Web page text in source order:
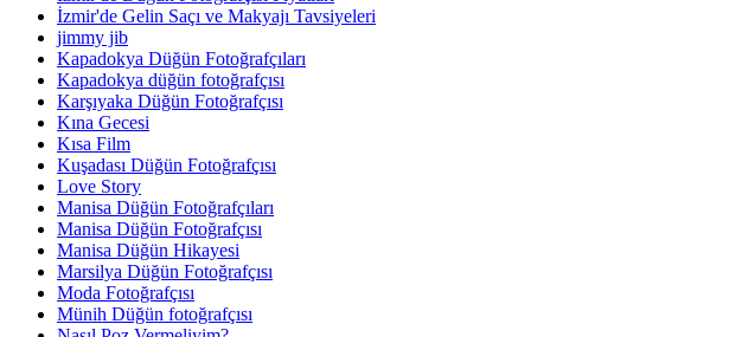
İzmir'de Gelin Saçı ve Makyajı Tavsiyeleri
jimmy jib
Kapadokya Düğün Fotoğrafçıları
Kapadokya düğün fotoğrafçısı
Karşıyaka Düğün Fotoğrafçısı
Kına Gecesi
Kısa Film
Kuşadası Düğün Fotoğrafçısı
Love Story
Manisa Düğün Fotoğrafçıları
Manisa Düğün Fotoğrafçısı
Manisa Düğün Hikayesi
Marsilya Düğün Fotoğrafçısı
Moda Fotoğrafçısı
Münih Düğün fotoğrafçısı